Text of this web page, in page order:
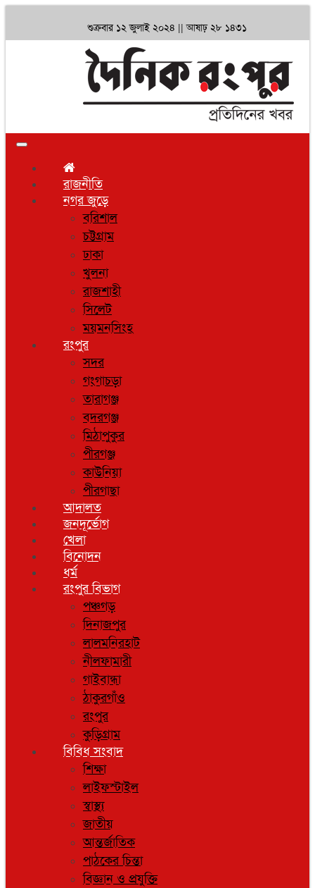
শুক্রবার ১২ জুলাই ২০২৪ || আষাঢ় ২৮ ১৪৩১
Toggle
রাজনীতি
নগর জুড়ে
বরিশাল
চট্টগ্রাম
ঢাকা
খুলনা
রাজশাহী
সিলেট
ময়মনসিংহ
রংপুর
সদর
গংগাচড়া
তারাগঞ্জ
বদরগঞ্জ
মিঠাপুকুর
পীরগঞ্জ
কাউনিয়া
পীরগাছা
আদালত
জনদূর্ভোগ
খেলা
বিনোদন
ধর্ম
রংপুর বিভাগ
পঞ্চগড়
দিনাজপুর
লালমনিরহাট
নীলফামারী
গাইবান্ধা
ঠাকুরগাঁও
রংপুর
কুড়িগ্রাম
বিবিধ সংবাদ
শিক্ষা
লাইফস্টাইল
স্বাস্থ্য
জাতীয়
আন্তর্জাতিক
পাঠকের চিন্তা
বিজ্ঞান ও প্রযুক্তি